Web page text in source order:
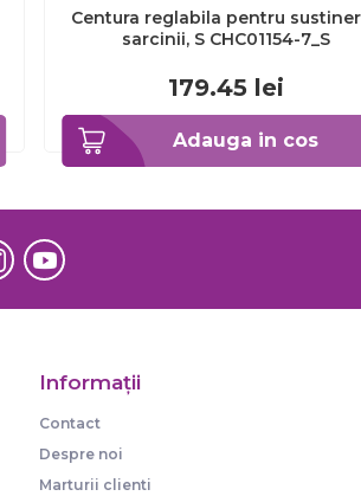
Adauga in cos
Centura reglabila pentru
sarcinii, S CHC01154-7_S
179.45 lei
Informaţii
Contact
Despre noi
Marturii clienti